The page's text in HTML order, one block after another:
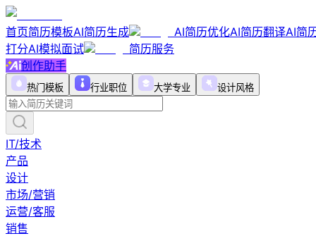
首页简历模板AI简历生成 AI简历优化AI简历翻译AI简
打分AI模拟面试
简历服务
创作助手
热门模板 行业职位 大学专业 设计风格
IT/技术
产品
设计
市场/营销
运营/客服
销售